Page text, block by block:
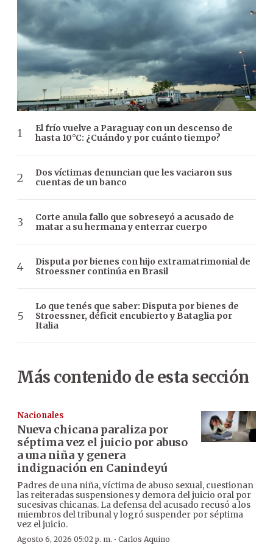
El frío vuelve a Paraguay con un descenso de
hasta 10°C: ¿Cuándo y por cuánto tiempo?
Dos víctimas denuncian que les vaciaron sus
cuentas de un banco
Corte anula fallo que sobreseyó a acusado de
matar a su hermana y enterrar cuerpo
Disputa por bienes con hijo extramatrimonial de
Stroessner continúa en Brasil
Lo que tenés que saber: Disputa por bienes de
Stroessner, déficit encubierto y Bataglia por
Italia
Más contenido de esta sección
Nacionales
Nueva chicana paraliza por
séptima vez el juicio por abuso
a una niña y genera
indignación en Canindeyú
Padres de una niña, víctima de abuso sexual, cuestionan
las reiteradas suspensiones y demora del juicio oral por
sucesivas chicanas. La defensa del acusado recusó a los
miembros del tribunal y logró suspender por séptima
vez el juicio.
Agosto 6, 2026 05:02 p. m. · Carlos Aquino